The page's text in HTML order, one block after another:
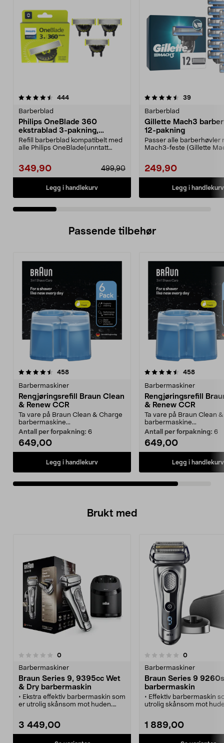
444anmeldelser
Barberblad
Philips OneBlade 360
ekstrablad 3-pakning,
QP430/50
Refill barberblad kompatibelt med
alle Philips OneBlade(unntatt
349,90 499,90
Legg i handlekurv
4.5 av 5 stjerner 39
Barberblad
Gillette Mach3
12-pakning
Passer alle barberhøvler
Mach3-feste (Gillette
249,90
Legg i handlekurv
4.5 av 5 stjerner
Passende tilbehør
458anmeldelser
Barbermaskiner
Rengjøringsrefill Braun Clean
& Renew CCR
Ta vare på Braun Clean & Charge
barbermaskine...
Antall per forpakning: 6
649,00
Legg i handlekurv
4.5av 5 stjerner 458
Barbermaskiner
Rengjøringsrefill
& Renew CCR
Ta vare på Braun Clean
barbermaskine...
Antall per forpakning: 6
649,00
Legg i handlekurv
Brukt med
0anmeldelser
Barbermaskiner
Braun Series 9, 9395cc Wet
& Dry barbermaskin
• Ekstra effektiv barbermaskin som
er utrolig skånsom mot huden.
• Tilpasser seg enkelt ansiktets og
halsens konturer.
3 449,00
0.0 av 5 stjerner 0anmeldelser
Barbermaskiner
Braun Series 9 9260s
barbermaskin
• Effektiv barbermaskin
utrolig skånsom mot
• Flott ladestativ med
• Barbermaskinen er 100
1 889,00
0.0 av 5 stjerner